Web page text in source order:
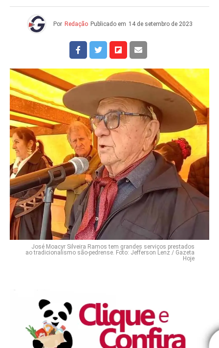
Por Redação Publicado em 14 de setembro de 2023
José Moacyr Silveira Ramos tem grandes serviços prestados
ao tradicionalismo são-pedrense. Foto: Jefferson Lenz / Gazeta
Hoje